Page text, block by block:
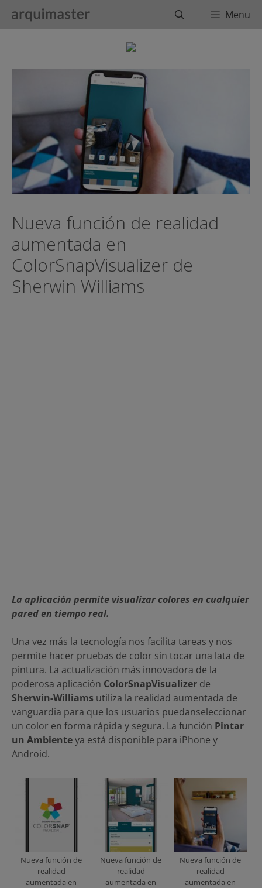
BuscarMenu
Nueva función de realidad
aumentada en
ColorSnapVisualizer de
Sherwin Williams
La aplicación permite visualizar colores en cualquier
pared en tiempo real.
Una vez más la tecnología nos facilita tareas y nos
permite hacer pruebas de color sin tocar una lata de
pintura. La actualización más innovadora de la
poderosa aplicación ColorSnapVisualizer de
Sherwin-Williams utiliza la realidad aumentada de
vanguardia para que los usuarios puedanseleccionar
un color en forma rápida y segura. La función Pintar
un Ambienteya está disponible para iPhone y
Android.
Nueva función de
realidad
aumentada en
Nueva función de
realidad
aumentada en
Nueva función de
realidad
aumentada en